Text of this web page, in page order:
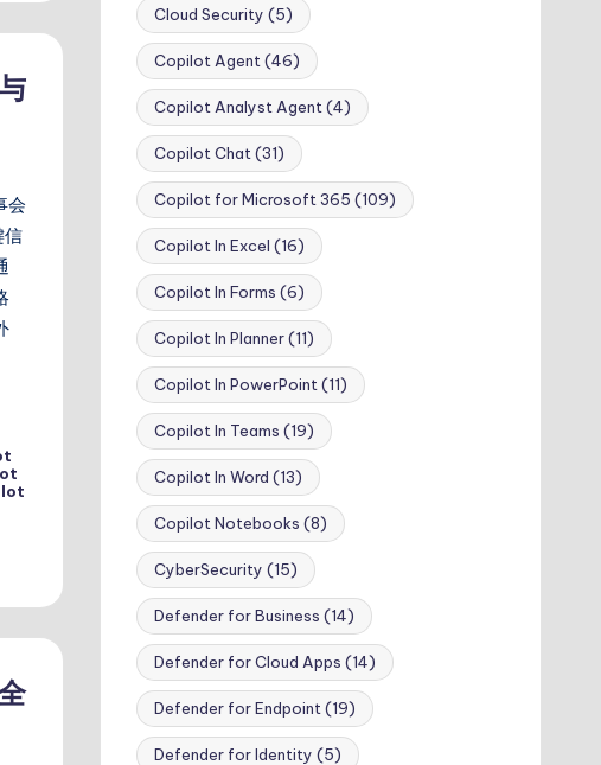
会
信
Cloud Security (5)
Copilot Agent (46)
Copilot Analyst Agent (4)
Copilot Chat (31)
Copilot for Microsoft 365 (109)
Copilot In Excel (16)
Copilot In Forms (6)
Copilot In Planner(11)
Copilot In PowerPoint (11)
Copilot In Teams (19)
Copilot In Word (13)
Copilot Notebooks (8)
CyberSecurity (15)
Defender for Business (14)
Defender for Cloud Apps (14)
Defender for Endpoint (19)
Defender for Identity (5)